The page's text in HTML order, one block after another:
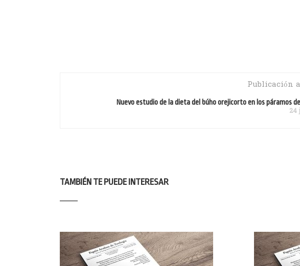
Publicación
Nuevo estudio de la dieta del búho orejicorto en los páramos
24
TAMBIÉN TE PUEDE INTERESAR